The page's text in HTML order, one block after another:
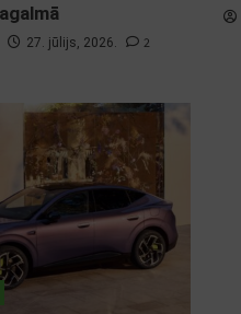
27. jūlijs, 2026. 2